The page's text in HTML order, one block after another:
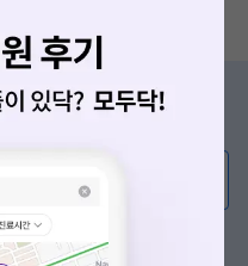
이 있나요?
한 게시글 보러가기